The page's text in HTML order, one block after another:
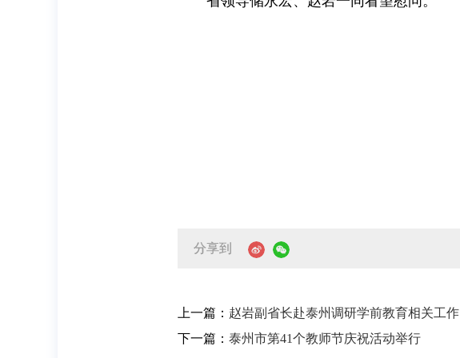
分享到
上一篇： 赵岩副省长赴泰州调研学前教育相关工作
下一篇： 泰州市第41个教师节庆祝活动举行